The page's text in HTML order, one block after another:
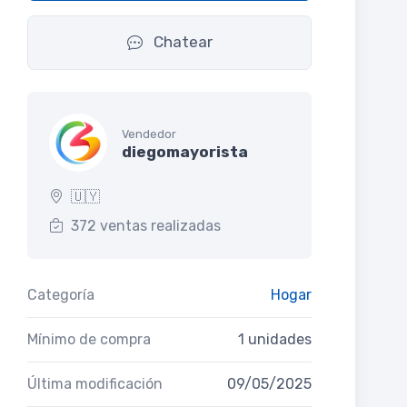
Chatear
Vendedor
diegomayorista
🇺🇾
372 ventas realizadas
Categoría Hogar
Mínimo de compra 1 unidades
Última modificación 09/05/2025